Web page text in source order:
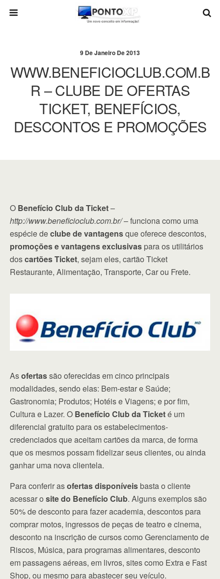
9 De Janeiro De 2013
WWW.BENEFICIOCLUB.COM.B
R – CLUBE DE OFERTAS
TICKET, BENEFÍCIOS,
DESCONTOS E PROMOÇÕES
O Benefício Club da Ticket–
http://www.beneficioclub.com.br/– funciona como uma
espécie declube de vantagensque oferece descontos,
promoções e vantagens exclusivas para os utilitários
doscartões Ticket, sejam eles, cartão Ticket
Restaurante, Alimentação, Transporte, Car ou Frete.
Asofertassão oferecidas em cinco principais
modalidades, sendo elas: Bem-estar e Saúde;
Gastronomia; Produtos; Hotéis e Viagens; e por fim,
Cultura e Lazer. O Benefício Club da Ticketé um
diferencial gratuito para os estabelecimentos-
credenciados que aceitam cartões da marca, de forma
que os mesmos possam fidelizar seus clientes, ou ainda
ganhar uma nova clientela.
Para conferir asofertas disponíveisbasta o cliente
acessar o site do Benefício Club. Alguns exemplos são
50% de desconto para fazer academia, descontos para
comprar motos, ingressos de peças de teatro e cinema,
desconto na inscrição de cursos como Gerenciamento de
Riscos, Música, para programas alimentares, desconto
em passagens aéreas, em livros, sites como Extra e Fast
Shop, ou mesmo para abastecer seu veículo.